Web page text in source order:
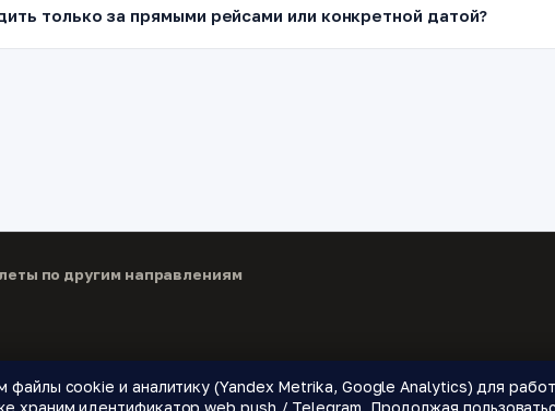
только за прямыми рейсами или конкретной датой?
файлы cookie и аналитику (Yandex Metrika, Google Analytics) для
храним идентификатор web push / Telegram. Продолжая
по другим направлениям
подписки на цены и новые направления.